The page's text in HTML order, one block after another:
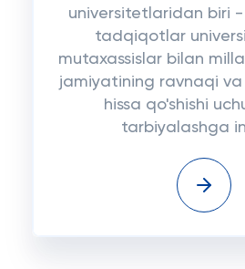
universitetlaridan biri -
tadqiqotlar
mutaxassislar bilan
jamiyatining ravnaqi
hissa qo'shishi
tarbiyalashga